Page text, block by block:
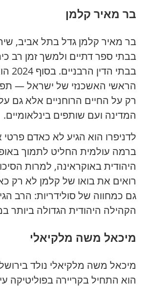
בר מאיר קלמן
בר מאיר קלמן גדל בתל אביב,
בבתי ספר דתיים ולמשך זמן רב
בבתי
הראשי האשכנזי של ישראל —
רק על החיים הרוחניים אלא גם
המדינה ועם שותפים בינלאומיים.
לדניפרו הוא הגיע לא כאדם
ברמה עולמית החליט לתמוך
היהודית באוקראינה, למרות
רואים את בואו של קלמן לא רק
גם כמחווה של סולידריות: הרב
הקהילה היהודית הגדולה ביותר
מיכאל משה מלקיאלי
הוא התחיל בקריירה בפוליטיקה